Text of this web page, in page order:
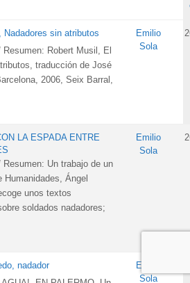
Nadadores sin atributos
Resumen: Robert Musil, El
traducción de José
2006, Seix Barral,
Emilio
Sola
LA ESPADA ENTRE
Resumen: Un trabajo de un
Humanidades, Ángel
unos textos
soldados nadadores;
Emilio
Sola
nadador
Emilio
Sola